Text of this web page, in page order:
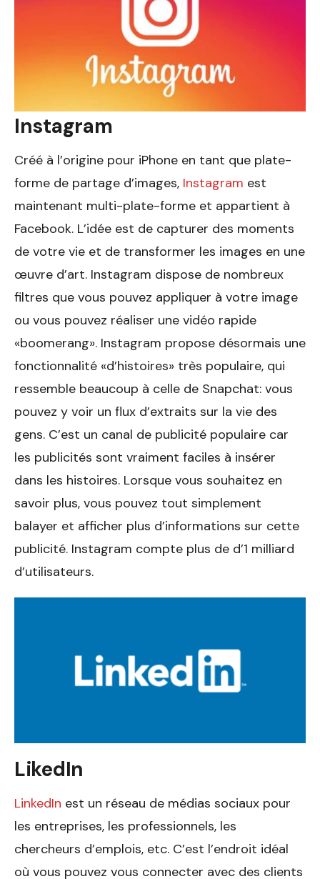
Instagram
Créé à l’origine pour iPhone en tant que plate-
forme de partage d’images, Instagram est
maintenant multi-plate-forme et appartient à
Facebook. L’idée est de capturer des moments
de votre vie et de transformer les images en une
œuvre d’art. Instagram dispose de nombreux
filtres que vous pouvez appliquer à votre image
ou vous pouvez réaliser une vidéo rapide
«boomerang». Instagram propose désormais une
fonctionnalité «d’histoires» très populaire, qui
ressemble beaucoup à celle de Snapchat: vous
pouvez y voir un flux d’extraits sur la vie des
gens. C’est un canal de publicité populaire car
les publicités sont vraiment faciles à insérer
dans les histoires. Lorsque vous souhaitez en
savoir plus, vous pouvez tout simplement
balayer et afficher plus d’informations sur cette
publicité. Instagram compte plus de d’1 milliard
d’utilisateurs.
LikedIn
LinkedIn est un réseau de médias sociaux pour
les entreprises, les professionnels, les
chercheurs d’emplois, etc. C’est l’endroit idéal
où vous pouvez vous connecter avec des clients